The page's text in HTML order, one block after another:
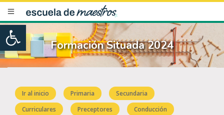
Open toolbar
Formación Situada 2024
Ir al inicio Primaria
Secundaria
Curriculares
Preceptores Conducción